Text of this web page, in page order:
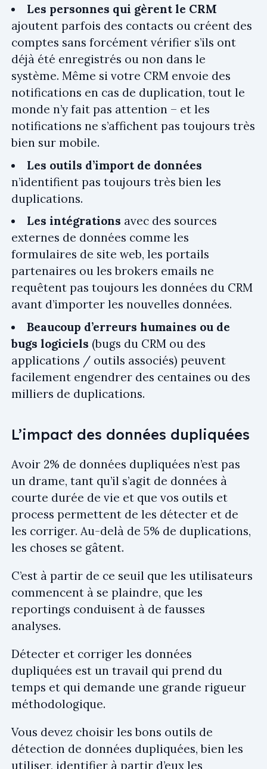
Les personnes qui gèrent le CRM
ajoutent parfois des contacts ou créent des
comptes sans forcément vérifier s’ils ont
déjà été enregistrés ou non dans le
système. Même si votre CRM envoie des
notifications en cas de duplication, tout le
monde n’y fait pas attention – et les
notifications ne s’affichent pas toujours très
bien sur mobile.
Les outils d’import de données
n’identifient pas toujours très bien les
duplications.
Les intégrations avec des sources
externes de données comme les
formulaires de site web, les portails
partenaires ou les brokers emails ne
requêtent pas toujours les données du CRM
avant d’importer les nouvelles données.
Beaucoup d’erreurs humaines ou de
bugs logiciels (bugs du CRM ou des
applications / outils associés) peuvent
facilement engendrer des centaines ou des
milliers de duplications.
L’impact des données dupliquées
Avoir 2% de données dupliquées n’est pas
un drame, tant qu’il s’agit de données à
courte durée de vie et que vos outils et
process permettent de les détecter et de
les corriger. Au-delà de 5% de duplications,
les choses se gâtent.
C’est à partir de ce seuil que les utilisateurs
commencent à se plaindre, que les
reportings conduisent à de fausses
analyses.
Détecter et corriger les données
dupliquées est un travail qui prend du
temps et qui demande une grande rigueur
méthodologique.
Vous devez choisir les bons outils de
détection de données dupliquées, bien les
utiliser, identifier à partir d’eux les